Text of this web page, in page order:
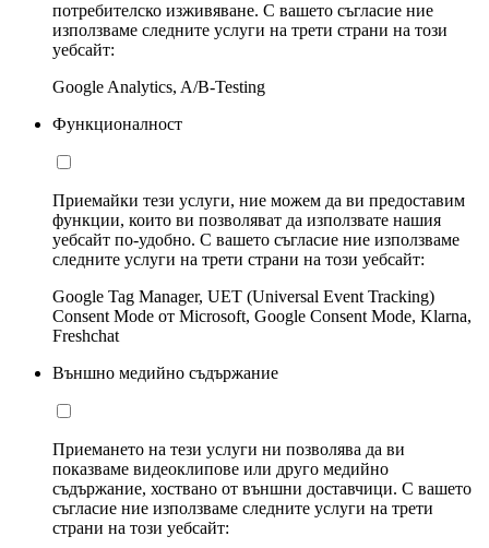
потребителско изживяване. С вашето съгласие ние
използваме следните услуги на трети страни на този
уебсайт:
Google Analytics, A/B-Testing
Функционалност
Приемайки тези услуги, ние можем да ви предоставим
функции, които ви позволяват да използвате нашия
уебсайт по-удобно. С вашето съгласие ние използваме
следните услуги на трети страни на този уебсайт:
Google Tag Manager, UET (Universal Event Tracking)
Consent Mode от Microsoft, Google Consent Mode, Klarna,
Freshchat
Външно медийно съдържание
Приемането на тези услуги ни позволява да ви
показваме видеоклипове или друго медийно
съдържание, хоствано от външни доставчици. С вашето
съгласие ние използваме следните услуги на трети
страни на този уебсайт: